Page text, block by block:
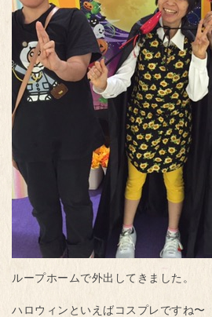
ループホームで外出してきました。
ハロウィンといえばコスプレですね〜